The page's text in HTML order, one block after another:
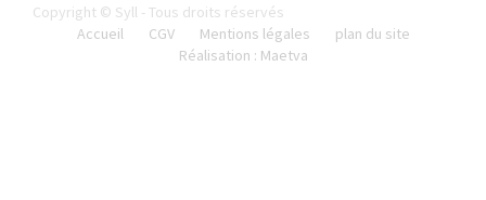
Copyright © Syll - Tous droits réservés
Accueil
CGV Mentions légales
plan du site
Réalisation : Maetva